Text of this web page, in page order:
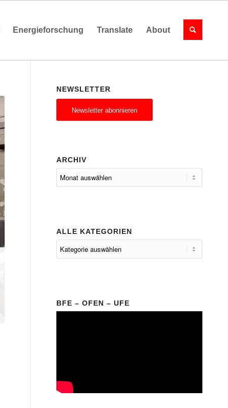
Energieforschung Translate About
NEWSLETTER
Newsletter abonnieren
ARCHIV
ALLE KATEGORIEN
BFE – OFEN – UFE